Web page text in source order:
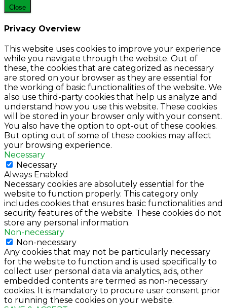
Close
Privacy Overview
This website uses cookies to improve your experience
while you navigate through the website. Out of
these, the cookies that are categorized as necessary
are stored on your browser as they are essential for
the working of basic functionalities of the website. We
also use third-party cookies that help us analyze and
understand how you use this website. These cookies
will be stored in your browser only with your consent.
You also have the option to opt-out of these cookies.
But opting out of some of these cookies may affect
your browsing experience.
Necessary
Necessary
Always Enabled
Necessary cookies are absolutely essential for the
website to function properly. This category only
includes cookies that ensures basic functionalities and
security features of the website. These cookies do not
store any personal information.
Non-necessary
Non-necessary
Any cookies that may not be particularly necessary
for the website to function and is used specifically to
collect user personal data via analytics, ads, other
embedded contents are termed as non-necessary
cookies. It is mandatory to procure user consent prior
to running these cookies on your website.